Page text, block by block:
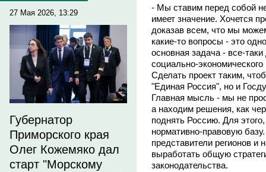
27 Мая 2026, 13:29
Губернатор
Приморского края
Олег Кожемяко дал
старт "Морскому
- Мы ставим перед собой
имеет значение. Хочется
доказав всем, что мы
какие-то вопросы - это
основная задача - все-
социально-
Сделать проект таким,
"Единая Россия", но и
Главная мысль - мы не
а находим решения, как
поднять Россию. Для
нормативно-правовую
представители регионов и
выработать общую
законодательства.